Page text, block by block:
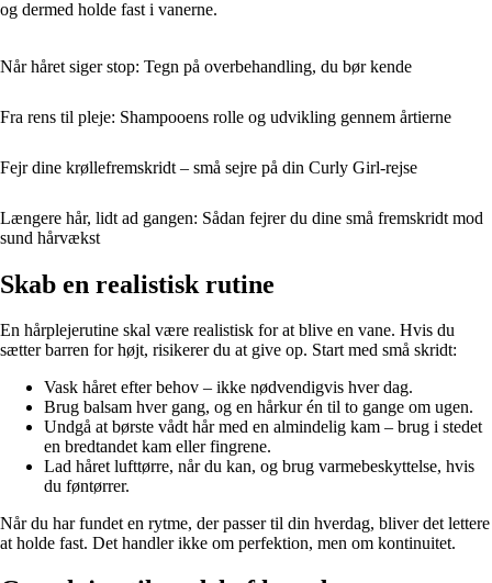
og dermed holde fast i vanerne.
Når håret siger stop: Tegn på overbehandling, du bør kende
Fra rens til pleje: Shampooens rolle og udvikling gennem årtierne
Fejr dine krøllefremskridt – små sejre på din Curly Girl-rejse
Længere hår, lidt ad gangen: Sådan fejrer du dine små fremskridt mod
sund hårvækst
Skab en realistisk rutine
En hårplejerutine skal være realistisk for at blive en vane. Hvis du
sætter barren for højt, risikerer du at give op. Start med små skridt:
Vask håret efter behov – ikke nødvendigvis hver dag.
Brug balsam hver gang, og en hårkur én til to gange om ugen.
Undgå at børste vådt hår med en almindelig kam – brug i stedet
en bredtandet kam eller fingrene.
Lad håret lufttørre, når du kan, og brug varmebeskyttelse, hvis
du føntørrer.
Når du har fundet en rytme, der passer til din hverdag, bliver det lettere
at holde fast. Det handler ikke om perfektion, men om kontinuitet.